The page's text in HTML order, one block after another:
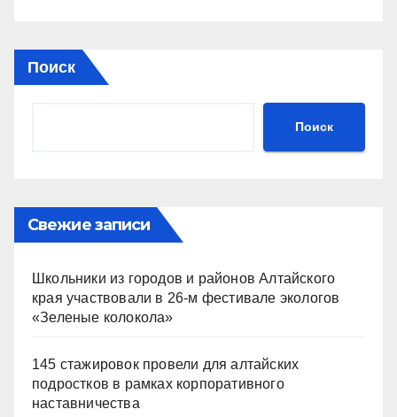
Поиск
Поиск
Свежие записи
Школьники из городов и районов Алтайского
края участвовали в 26-м фестивале экологов
«Зеленые колокола»
145 стажировок провели для алтайских
подростков в рамках корпоративного
наставничества